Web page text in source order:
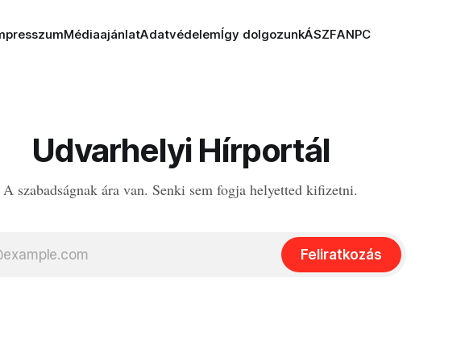
MédiaajánlatAdatvédelemÍgy dolgozunkÁSZFANPC
Udvarhelyi Hírportál
A szabadságnak ára van. Senki sem fogja helyetted kifizetni.
Feliratkozás